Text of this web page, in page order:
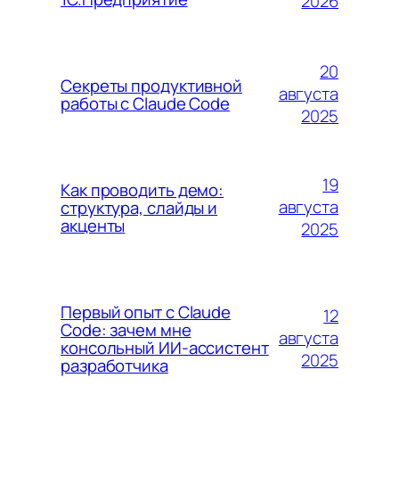
Секреты продуктивной
работы с Claude Code
20
августа
2025
Как проводить демо:
структура, слайды и
акценты
19
августа
2025
Первый опыт с Claude
Code: зачем мне
консольный ИИ-ассистент
разработчика
12
августа
2025